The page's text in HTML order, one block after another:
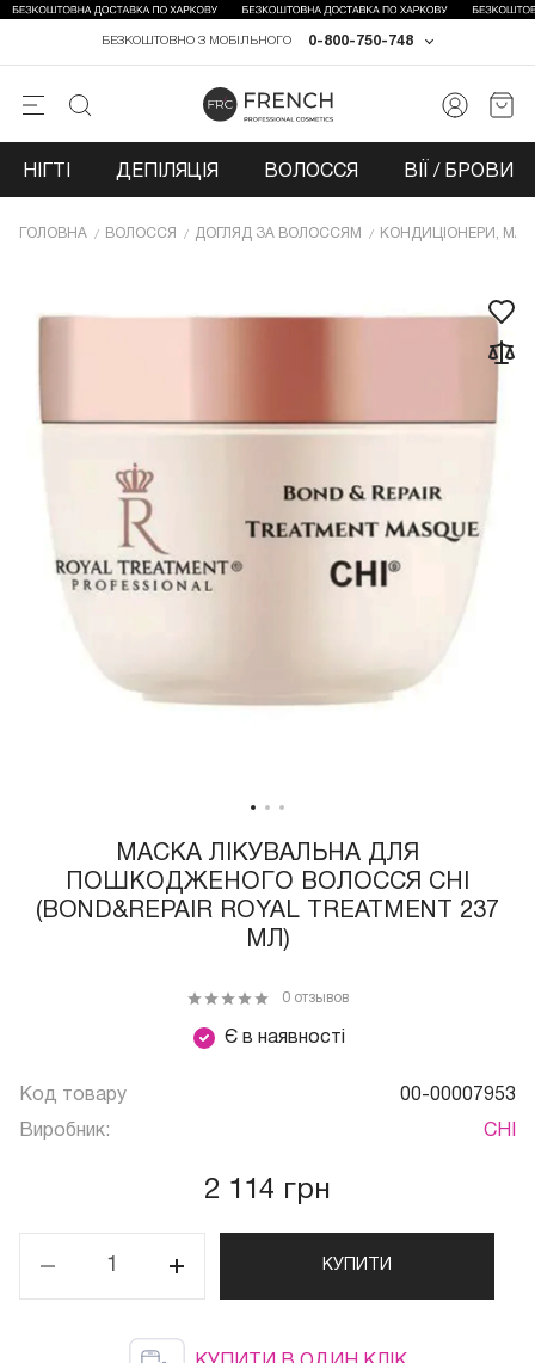
0-800-750-748
БЕЗКОШТОВНО З МОБІЛЬНОГО
НІГТІ ДЕПІЛЯЦІЯ ВОЛОССЯ ВІЇ / БРОВИ
ГОЛОВНА ВОЛОССЯ ДОГЛЯД ЗА ВОЛОССЯМ КОНДИЦІОНЕРИ,
МАСКА ЛІКУВАЛЬНА ДЛЯ
ПОШКОДЖЕНОГО ВОЛОССЯ CHI
(BOND&REPAIR ROYAL TREATMENT 237
МЛ)
Є в наявності
0 отзывов
Код товару 00-00007953
Виробник: CHI
2 114 грн
КУПИТИ